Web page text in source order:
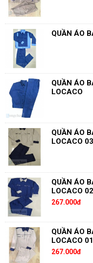
QUẦN ÁO
QUẦN ÁO
LOCACO
QUẦN ÁO
LOCACO 03
QUẦN ÁO
LOCACO 02
267.000đ
QUẦN ÁO
LOCACO 01
267.000đ